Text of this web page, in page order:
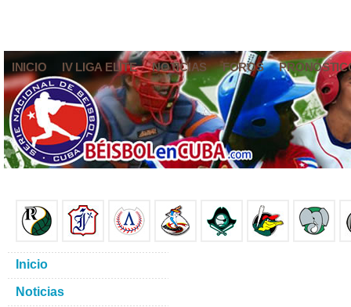
INICIO IV LIGA ELITE NOTICIAS FOROS
Inicio
Noticias